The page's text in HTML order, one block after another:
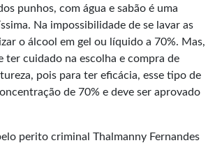
punhos, com água e sabão é uma
Na impossibilidade de se lavar as
o álcool em gel ou líquido a 70%. Mas,
ter cuidado na escolha e compra de
pois para ter eficácia, esse tipo de
de 70% e deve ser aprovado
perito criminal Thalmanny Fernandes